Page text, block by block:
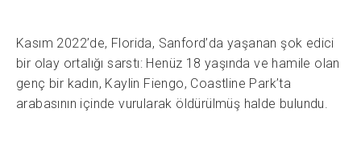
Kasım 2022’de, Florida, Sanford’da yaşanan şok edici
bir olay ortalığı sarstı: Henüz 18 yaşında ve hamile olan
genç bir kadın, Kaylin Fiengo, Coastline Park’ta
arabasının içinde vurularak öldürülmüş halde bulundu.